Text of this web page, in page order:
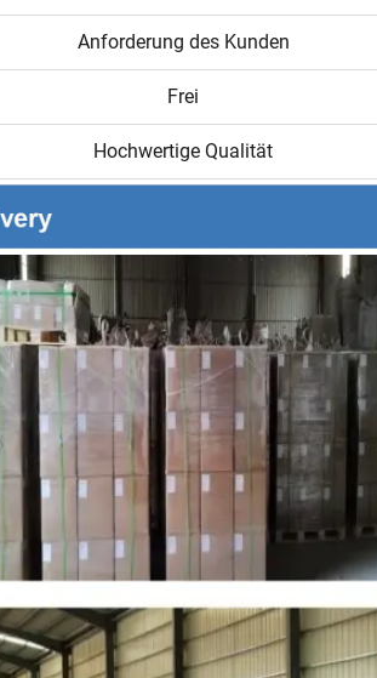
Anforderung des Kunden
Frei
Hochwertige Qualität